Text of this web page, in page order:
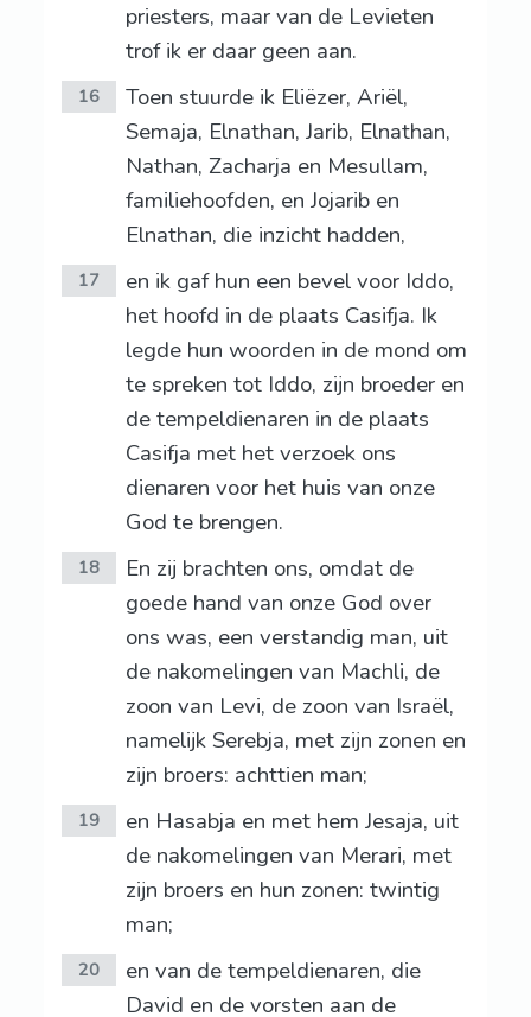
priesters, maar van de Levieten
trof ik er daar geen aan.
16
Toen stuurde ik Eliëzer, Ariël,
Semaja, Elnathan, Jarib, Elnathan,
Nathan, Zacharja en Mesullam,
familiehoofden, en Jojarib en
Elnathan, die inzicht hadden,
17
en ik gaf hun een bevel voor Iddo,
het hoofd in de plaats Casifja. Ik
legde hun woorden in de mond om
te spreken tot Iddo, zijn broeder en
de tempeldienaren in de plaats
Casifja met het verzoek ons
dienaren voor het huis van onze
God te brengen.
18
En zij brachten ons, omdat de
goede hand van onze God over
ons was, een verstandig man, uit
de nakomelingen van Machli, de
zoon van Levi, de zoon van Israël,
namelijk Serebja, met zijn zonen en
zijn broers: achttien man;
19
en Hasabja en met hem Jesaja, uit
de nakomelingen van Merari, met
zijn broers en hun zonen: twintig
man;
20
en van de tempeldienaren, die
David en de vorsten aan de